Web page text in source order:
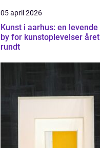
05 april 2026
Kunst i aarhus: en levende
by for kunstoplevelser året
rundt